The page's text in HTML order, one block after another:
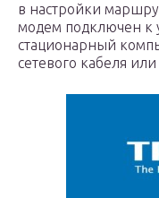
в настройки
модем подключен к
стационарный
сетевого кабеля